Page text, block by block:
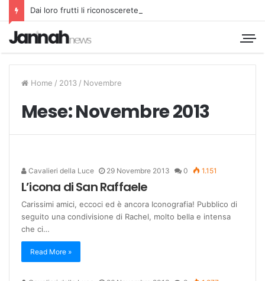
Dai loro frutti li riconoscerete
Home / 2013 / Novembre
Mese:Novembre 2013
Cavalieri della Luce 29 Novembre 2013 0 1.151
L’icona di San Raffaele
Carissimi amici, eccoci ed è ancora Iconografia! Pubblico di
seguito una condivisione di Rachel, molto bella e intensa
che ci…
Read More »